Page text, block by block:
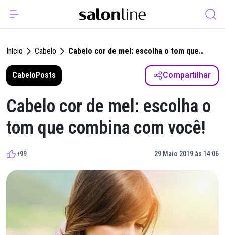
Início Cabelo
Cabelo cor de mel: escolha o tom que
CabeloPosts Compartilhar
Cabelo cor de mel: escolha o
tom que combina com você!
+99 29 Maio 2019 às 14:06